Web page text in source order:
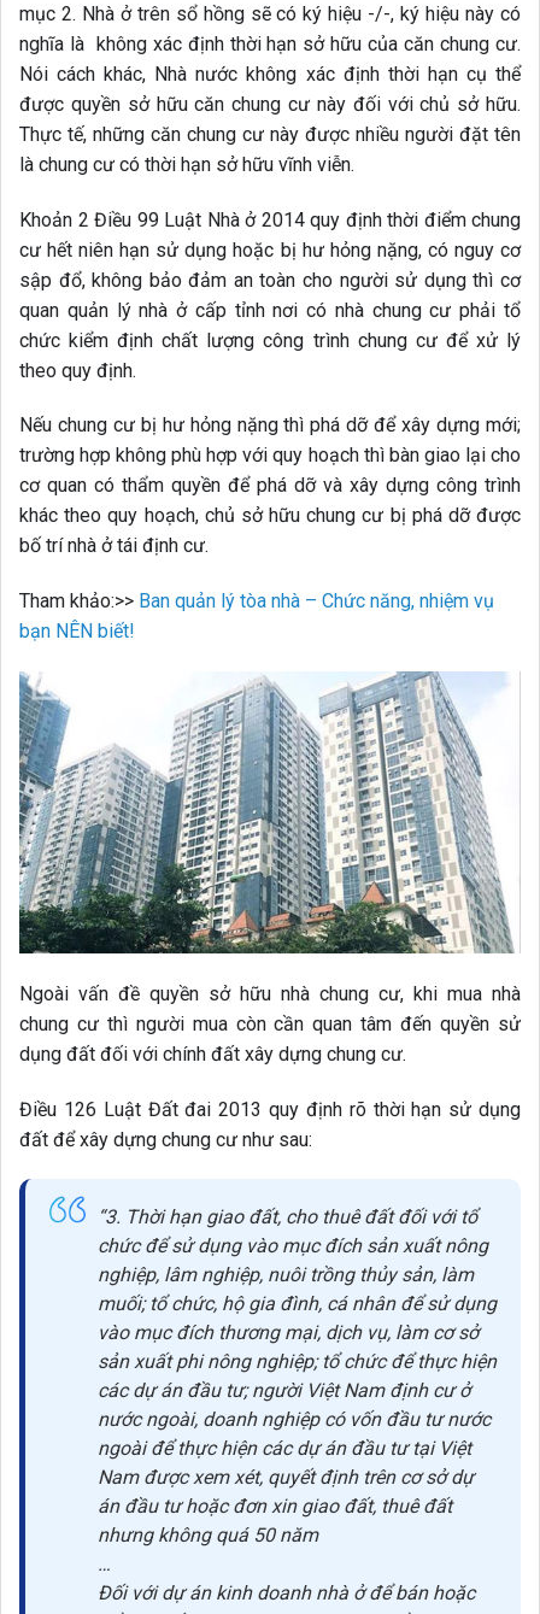
mục 2. Nhà ở trên sổ hồng sẽ có ký hiệu -/-, ký hiệu này có
nghĩa là không xác định thời hạn sở hữu của căn chung cư.
Nói cách khác, Nhà nước không xác định thời hạn cụ thể
được quyền sở hữu căn chung cư này đối với chủ sở hữu.
Thực tế, những căn chung cư này được nhiều người đặt tên
là chung cư có thời hạn sở hữu vĩnh viễn.
Khoản 2 Điều 99 Luật Nhà ở 2014 quy định thời điểm chung
cư hết niên hạn sử dụng hoặc bị hư hỏng nặng, có nguy cơ
sập đổ, không bảo đảm an toàn cho người sử dụng thì cơ
quan quản lý nhà ở cấp tỉnh nơi có nhà chung cư phải tổ
chức kiểm định chất lượng công trình chung cư để xử lý
theo quy định.
Nếu chung cư bị hư hỏng nặng thì phá dỡ để xây dựng mới;
trường hợp không phù hợp với quy hoạch thì bàn giao lại cho
cơ quan có thẩm quyền để phá dỡ và xây dựng công trình
khác theo quy hoạch, chủ sở hữu chung cư bị phá dỡ được
bố trí nhà ở tái định cư.
Tham khảo:>> Ban quản lý tòa nhà – Chức năng, nhiệm vụ
bạn NÊN biết!
Ngoài vấn đề quyền sở hữu nhà chung cư, khi mua nhà
chung cư thì người mua còn cần quan tâm đến quyền sử
dụng đất đối với chính đất xây dựng chung cư.
Điều 126 Luật Đất đai 2013 quy định rõ thời hạn sử dụng
đất để xây dựng chung cư như sau:
“3. Thời hạn giao đất, cho thuê đất đối với tổ
chức để sử dụng vào mục đích sản xuất nông
nghiệp, lâm nghiệp, nuôi trồng thủy sản, làm
muối; tổ chức, hộ gia đình, cá nhân để sử dụng
vào mục đích thương mại, dịch vụ, làm cơ sở
sản xuất phi nông nghiệp; tổ chức để thực hiện
các dự án đầu tư; người Việt Nam định cư ở
nước ngoài, doanh nghiệp có vốn đầu tư nước
ngoài để thực hiện các dự án đầu tư tại Việt
Nam được xem xét, quyết định trên cơ sở dự
án đầu tư hoặc đơn xin giao đất, thuê đất
nhưng không quá 50 năm
…
Đối với dự án kinh doanh nhà ở để bán hoặc